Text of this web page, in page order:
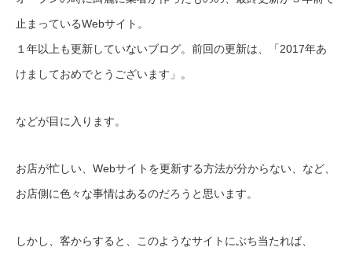
止まっているWebサイト。
１年以上も更新していないブログ。前回の更新は、「2017年あ
けましておめでとうございます」。
などが目に入ります。
お店が忙しい、Webサイトを更新する方法が分からない、など、
お店側に色々な事情はあるのだろうと思います。
しかし、客からすると、このようなサイトにぶち当たれば、